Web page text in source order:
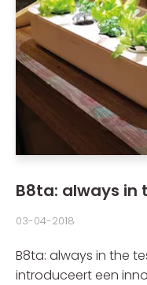
B8ta: always in
03-04-2018
B8ta: always in the
introduceert een